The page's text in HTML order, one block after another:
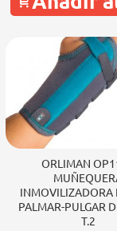
ORLIMAN
INMOVILIZADORA
PALMAR-PULGAR
T.2